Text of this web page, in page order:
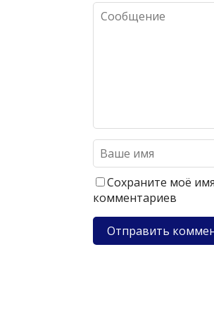
Сохраните моё
комментариев